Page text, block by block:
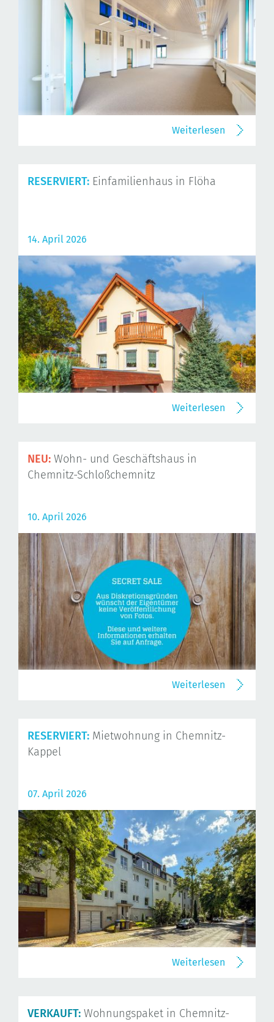
Weiterlesen
RESERVIERT: Einfamilienhaus in Flöha
14. April 2026
Weiterlesen
NEU: Wohn- und Geschäftshaus in
Chemnitz-Schloßchemnitz
10. April 2026
Weiterlesen
RESERVIERT: Mietwohnung in Chemnitz-
Kappel
07. April 2026
Weiterlesen
VERKAUFT: Wohnungspaket in Chemnitz-